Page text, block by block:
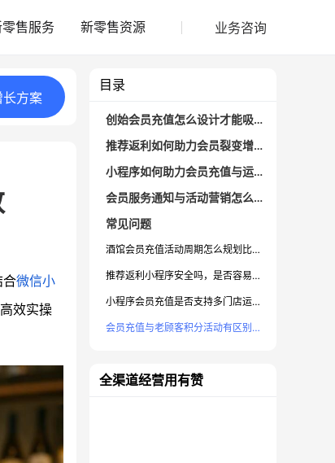
零售服务 新零售资源 业务咨询
长方案
合微信小
效实操
目录
创始会员充值怎么设计才能吸引用户？
推荐返利如何助力会员裂变增长？
小程序如何助力会员充值与运营效率提升？
会员服务通知与活动营销怎么配合裂变玩法？
常见问题
酒馆会员充值活动周期怎么规划比较有效？
推荐返利小程序安全吗，是否容易刷单？
小程序会员充值是否支持多门店运营？
会员充值与老顾客积分活动有区别吗？
全渠道经营用有赞